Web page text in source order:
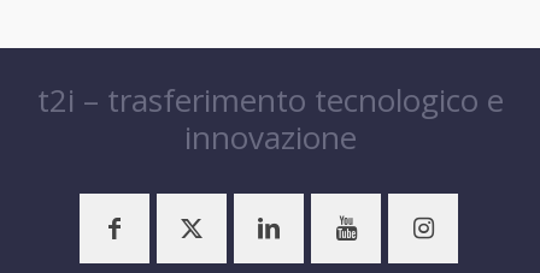
t2i – trasferimento tecnologico e
innovazione